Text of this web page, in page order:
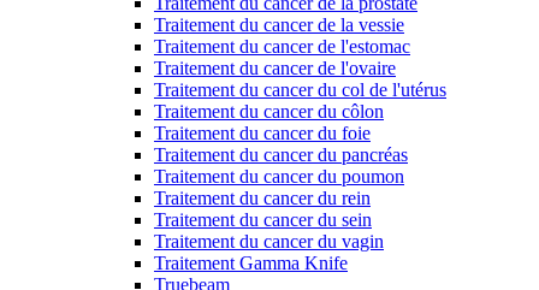
Traitement du cancer de la vessie
Traitement du cancer de l'estomac
Traitement du cancer de l'ovaire
Traitement du cancer du col de l'utérus
Traitement du cancer du côlon
Traitement du cancer du foie
Traitement du cancer du pancréas
Traitement du cancer du poumon
Traitement du cancer du rein
Traitement du cancer du sein
Traitement du cancer du vagin
Traitement Gamma Knife
Truebeam